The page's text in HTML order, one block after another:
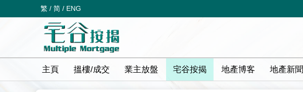
繁 / 简 / ENG
主頁 搵樓/成交 業主放盤 宅谷按揭 地產博客 地產新聞